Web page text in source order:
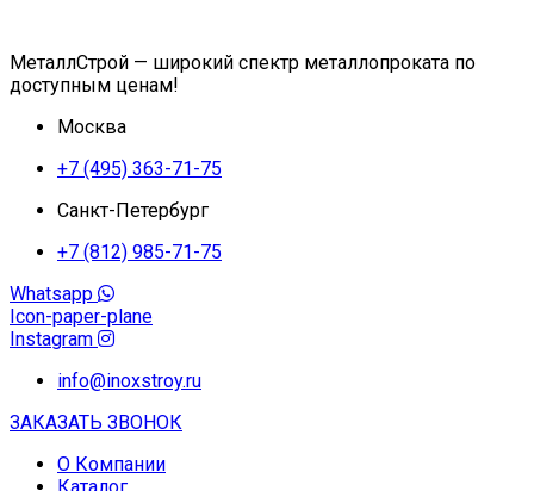
МеталлСтрой — широкий спектр металлопроката по
доступным ценам!
Москва
+7 (495) 363-71-75
Санкт-Петербург
+7 (812) 985-71-75
Whatsapp
Icon-paper-plane
Instagram
info@inoxstroy.ru
ЗАКАЗАТЬ ЗВОНОК
О Компании